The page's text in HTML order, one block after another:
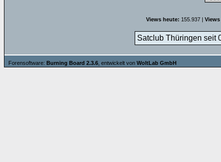
Views heute: 155.937 |
Satclub Thüringen seit
Forensoftware: Burning Board 2.3.6 , entwickelt von WoltLab GmbH